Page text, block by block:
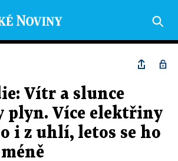
Vítr a slunce
plyn. Více elektřiny
i z uhlí, letos se ho